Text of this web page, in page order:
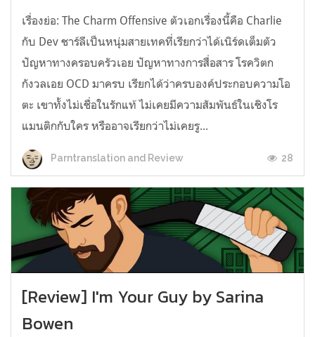
เรื่องย่อ: The Charm Offensive ตัวเอกเรื่องนี้คือ Charlie
กับ Dev ชาร์ลีเป็นหนุ่มสายเทคที่เรียกว่าได้เนิร์ดเต็มตัว
ปัญหาทางครอบครัวเอย ปัญหาทางการสื่อสาร โรควิตก
กังวลเอย OCD มาครบ เรียกได้ว่าครบองค์ประกอบความโอ
ตะ เขาทั้งไม่เชื่อในรักแท้ ไม่เคยมีความสัมพันธ์ในเชิงโร
แมนติกกับใคร หรืออาจเรียกว่าไม่เคยรู...
Parntranslation and Review 28
[Review] I'm Your Guy by Sarina
Bowen